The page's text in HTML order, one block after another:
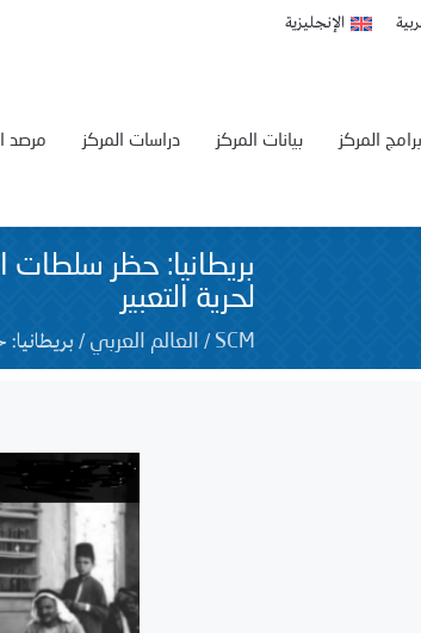
الإنجليزية
مرصد دراسات المركز بيانات المركز برامج المركز
بريطانيا: حظر سلطات
لحرية التعبير
SCM
/ العالم العربي /